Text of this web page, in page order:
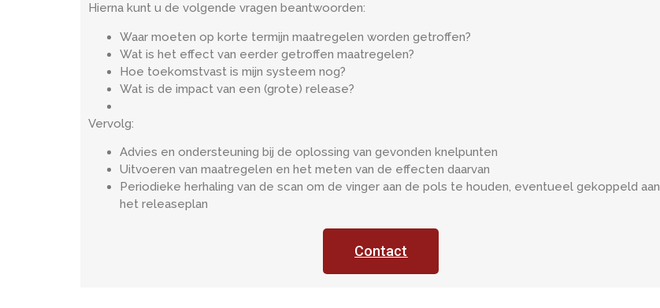
Hierna kunt u de volgende vragen beantwoorden:
Waar moeten op korte termijn maatregelen worden getroffen?
Wat is het effect van eerder getroffen maatregelen?
Hoe toekomstvast is mijn systeem nog?
Wat is de impact van een (grote) release?
Vervolg:
Advies en ondersteuning bij de oplossing van gevonden knelpunten
Uitvoeren van maatregelen en het meten van de effecten daarvan
Periodieke herhaling van de scan om de vinger aan de pols te houden, eventueel gekoppeld aan
het releaseplan
Contact